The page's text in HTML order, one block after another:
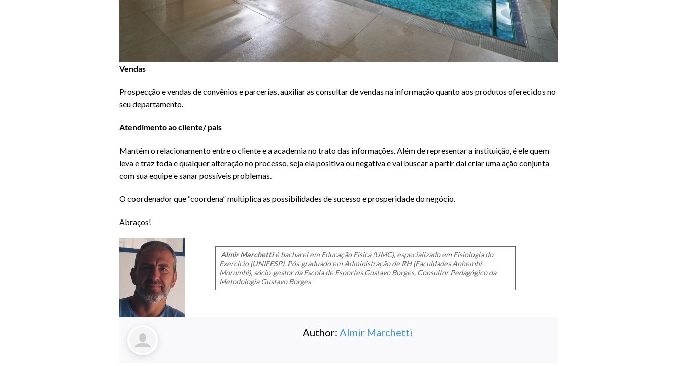
Vendas
Prospecção e vendas de convênios e parcerias, auxiliar as consultar de vendas na informação quanto aos produtos oferecidos no
seu departamento.
Atendimento ao cliente/ pais
Mantém o relacionamento entre o cliente e a academia no trato das informações. Além de representar a instituição, é ele quem
leva e traz toda e qualquer alteração no processo, seja ela positiva ou negativa e vai buscar a partir daí criar uma ação conjunta
com sua equipe e sanar possíveis problemas.
O coordenador que “coordena” multiplica as possibilidades de sucesso e prosperidade do negócio.
Abraços!
Almir Marchettié bacharel em Educação Física (UMC), especializado em Fisiologia do
Exercício (UNIFESP), Pós-graduado em Administração de RH (Faculdades Anhembi-
Morumbi), sócio-gestor da Escola de Esportes Gustavo Borges, Consultor Pedagógico da
Metodologia Gustavo Borges
Author: Almir Marchetti